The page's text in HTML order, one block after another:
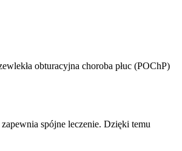
obturacyjna choroba płuc (POChP)
spójne leczenie. Dzięki temu